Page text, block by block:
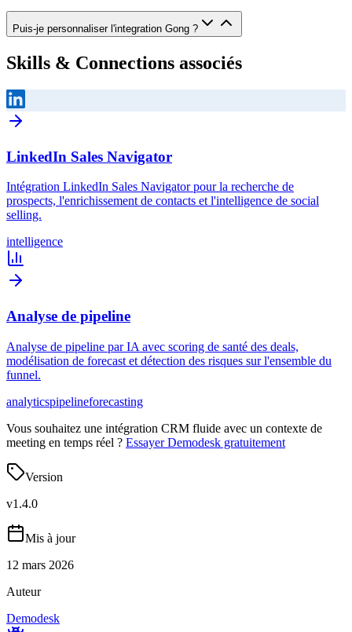
Puis-je personnaliser l'integration Gong ?
Skills & Connections associés
LinkedIn Sales Navigator
Intégration LinkedIn Sales Navigator pour la recherche de
prospects, l'enrichissement de contacts et l'intelligence de social
selling.
intelligence
Analyse de pipeline
Analyse de pipeline par IA avec scoring de santé des deals,
modélisation de forecast et détection des risques sur l'ensemble du
funnel.
analyticspipelineforecasting
Vous souhaitez une intégration CRM fluide avec un contexte de
meeting en temps réel ? Essayer Demodesk gratuitement
Version
v1.4.0
Mis à jour
12 mars 2026
Auteur
Demodesk